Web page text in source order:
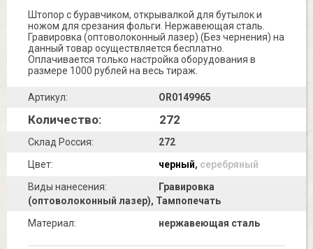
Штопор с буравчиком, открывалкой для бутылок и
ножом для срезания фольги. Нержавеющая сталь.
Гравировка (оптоволоконный лазер) (Без чернения) на
данный товар осуществляется бесплатно.
Оплачивается только настройка оборудования в
размере 1000 рублей на весь тираж.
Артикул: OR0149965
Количество: 272
Склад Россия:
272
Цвет:
черный, серебряный
Виды нанесения:
Гравировка
(оптоволоконный лазер), Тампопечать
Материал:
нержавеющая сталь